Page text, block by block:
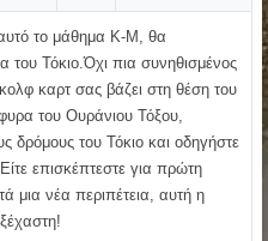
το μάθημα K-M, θα
Τόκιο.Όχι πια συνηθισμένος
καρτ σας βάζει στη θέση του
του Ουράνιου Τόξου,
δρόμους του Τόκιο και οδηγήστε
επισκέπτεστε για πρώτη
μια νέα περιπέτεια, αυτή η